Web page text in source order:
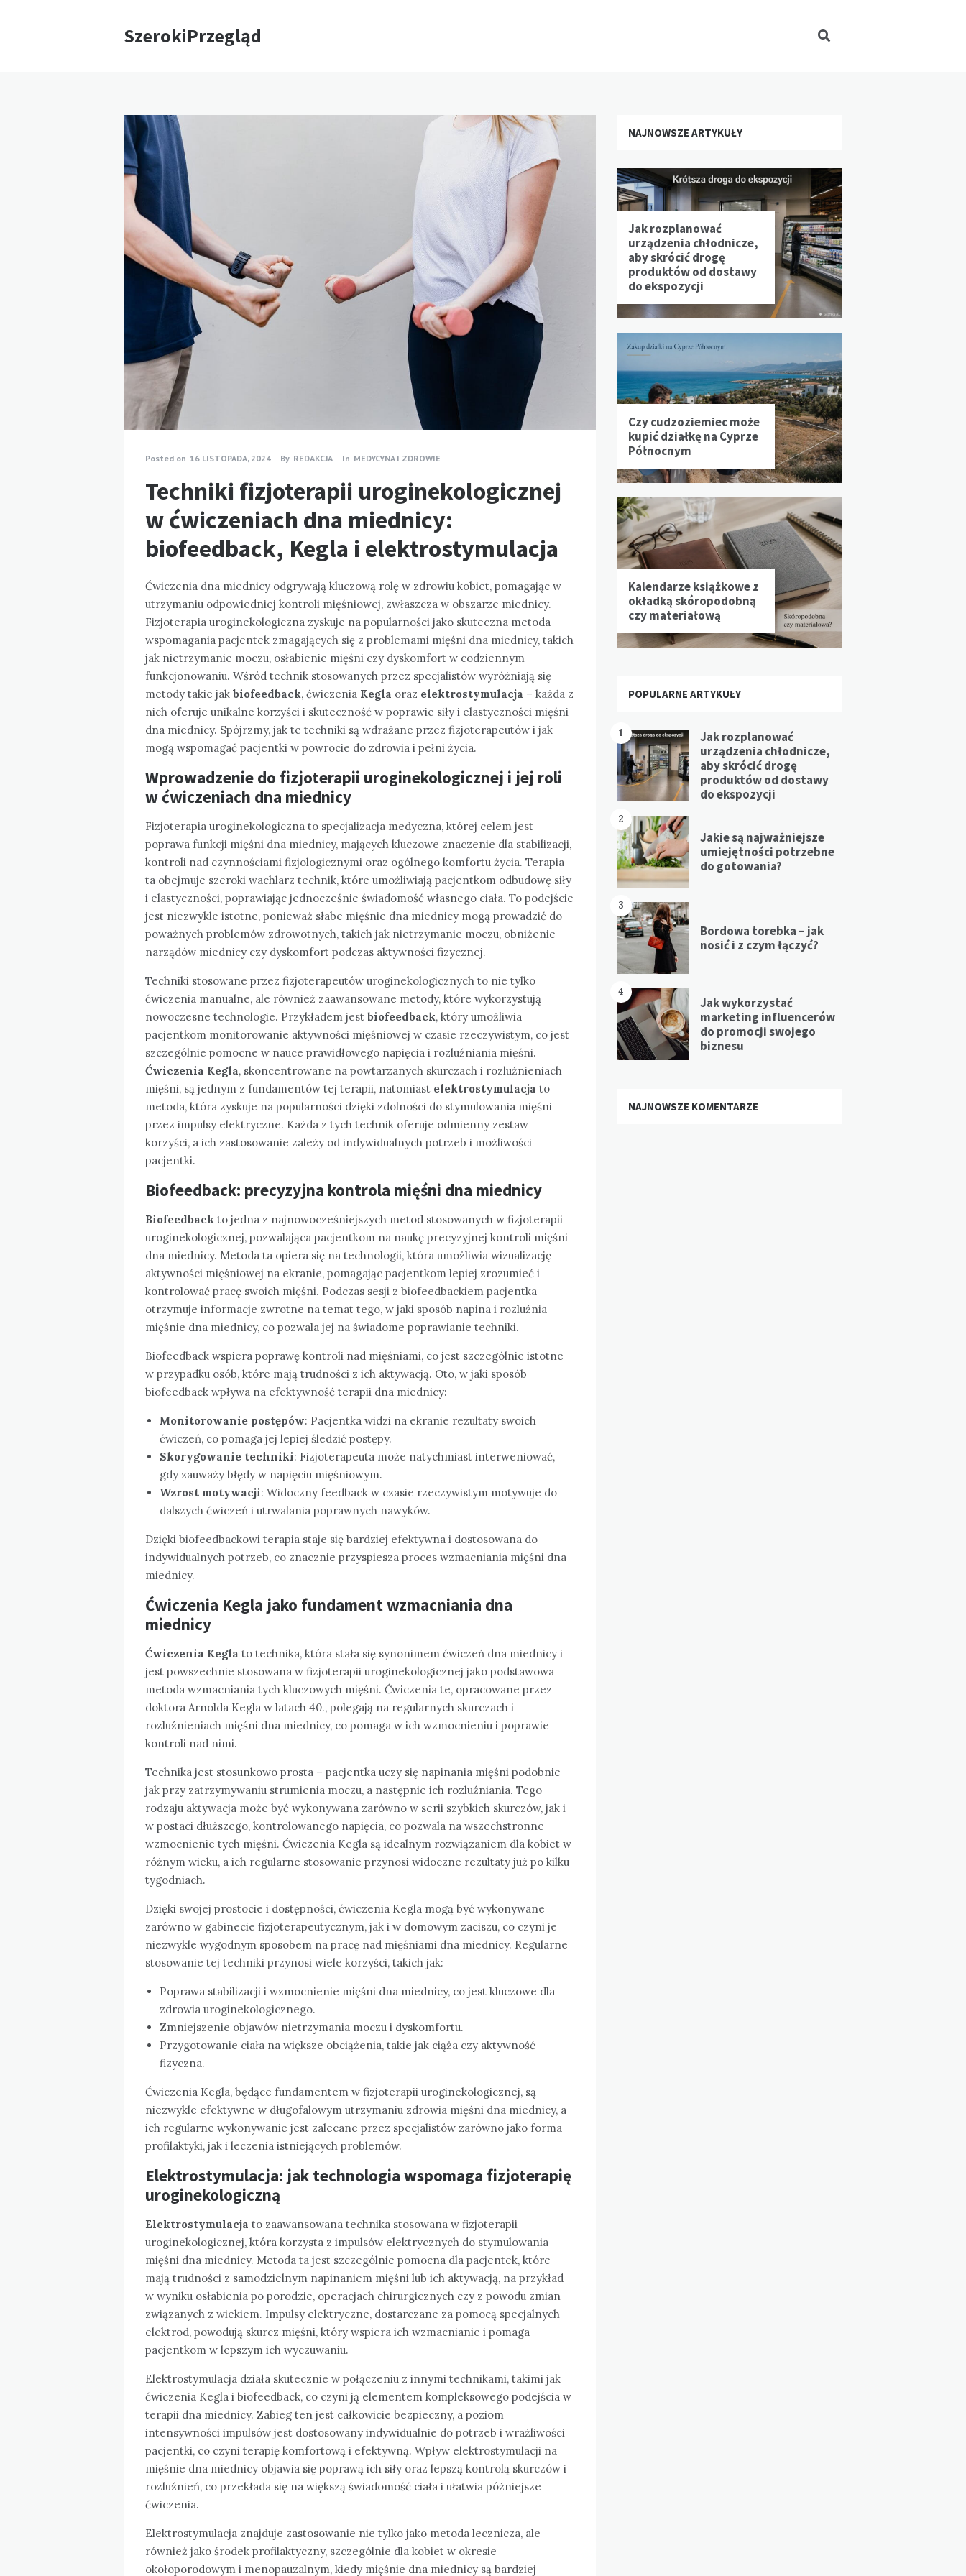
SzerokiPrzegląd
Posted on 16 LISTOPADA, 2024 By REDAKCJA In MEDYCYNA I ZDROWIE
Techniki fizjoterapii uroginekologicznej
w ćwiczeniach dna miednicy:
biofeedback, Kegla i elektrostymulacja
Ćwiczenia dna miednicy odgrywają kluczową rolę w zdrowiu kobiet, pomagając w
utrzymaniu odpowiedniej kontroli mięśniowej, zwłaszcza w obszarze miednicy.
Fizjoterapia uroginekologiczna zyskuje na popularności jako skuteczna metoda
wspomagania pacjentek zmagających się z problemami mięśni dna miednicy, takich
jak nietrzymanie moczu, osłabienie mięśni czy dyskomfort w codziennym
funkcjonowaniu. Wśród technik stosowanych przez specjalistów wyróżniają się
metody takie jak biofeedback, ćwiczenia Kegla oraz elektrostymulacja – każda z
nich oferuje unikalne korzyści i skuteczność w poprawie siły i elastyczności mięśni
dna miednicy. Spójrzmy, jak te techniki są wdrażane przez fizjoterapeutów i jak
mogą wspomagać pacjentki w powrocie do zdrowia i pełni życia.
Wprowadzenie do fizjoterapii uroginekologicznej i jej roli
w ćwiczeniach dna miednicy
Fizjoterapia uroginekologiczna to specjalizacja medyczna, której celem jest
poprawa funkcji mięśni dna miednicy, mających kluczowe znaczenie dla stabilizacji,
kontroli nad czynnościami fizjologicznymi oraz ogólnego komfortu życia. Terapia
ta obejmuje szeroki wachlarz technik, które umożliwiają pacjentkom odbudowę siły
i elastyczności, poprawiając jednocześnie świadomość własnego ciała. To podejście
jest niezwykle istotne, ponieważ słabe mięśnie dna miednicy mogą prowadzić do
poważnych problemów zdrowotnych, takich jak nietrzymanie moczu, obniżenie
narządów miednicy czy dyskomfort podczas aktywności fizycznej.
Techniki stosowane przez fizjoterapeutów uroginekologicznych to nie tylko
ćwiczenia manualne, ale również zaawansowane metody, które wykorzystują
nowoczesne technologie. Przykładem jest biofeedback, który umożliwia
pacjentkom monitorowanie aktywności mięśniowej w czasie rzeczywistym, co jest
szczególnie pomocne w nauce prawidłowego napięcia i rozluźniania mięśni.
Ćwiczenia Kegla, skoncentrowane na powtarzanych skurczach i rozluźnieniach
mięśni, są jednym z fundamentów tej terapii, natomiast elektrostymulacja to
metoda, która zyskuje na popularności dzięki zdolności do stymulowania mięśni
przez impulsy elektryczne. Każda z tych technik oferuje odmienny zestaw
korzyści, a ich zastosowanie zależy od indywidualnych potrzeb i możliwości
pacjentki.
Biofeedback: precyzyjna kontrola mięśni dna miednicy
Biofeedback to jedna z najnowocześniejszych metod stosowanych w fizjoterapii
uroginekologicznej, pozwalająca pacjentkom na naukę precyzyjnej kontroli mięśni
dna miednicy. Metoda ta opiera się na technologii, która umożliwia wizualizację
aktywności mięśniowej na ekranie, pomagając pacjentkom lepiej zrozumieć i
kontrolować pracę swoich mięśni. Podczas sesji z biofeedbackiem pacjentka
otrzymuje informacje zwrotne na temat tego, w jaki sposób napina i rozluźnia
mięśnie dna miednicy, co pozwala jej na świadome poprawianie techniki.
Biofeedback wspiera poprawę kontroli nad mięśniami, co jest szczególnie istotne
w przypadku osób, które mają trudności z ich aktywacją. Oto, w jaki sposób
biofeedback wpływa na efektywność terapii dna miednicy:
Monitorowanie postępów: Pacjentka widzi na ekranie rezultaty swoich
ćwiczeń, co pomaga jej lepiej śledzić postępy.
Skorygowanie techniki: Fizjoterapeuta może natychmiast interweniować,
gdy zauważy błędy w napięciu mięśniowym.
Wzrost motywacji: Widoczny feedback w czasie rzeczywistym motywuje do
dalszych ćwiczeń i utrwalania poprawnych nawyków.
Dzięki biofeedbackowi terapia staje się bardziej efektywna i dostosowana do
indywidualnych potrzeb, co znacznie przyspiesza proces wzmacniania mięśni dna
miednicy.
Ćwiczenia Kegla jako fundament wzmacniania dna
miednicy
Ćwiczenia Kegla to technika, która stała się synonimem ćwiczeń dna miednicy i
jest powszechnie stosowana w fizjoterapii uroginekologicznej jako podstawowa
metoda wzmacniania tych kluczowych mięśni. Ćwiczenia te, opracowane przez
doktora Arnolda Kegla w latach 40., polegają na regularnych skurczach i
rozluźnieniach mięśni dna miednicy, co pomaga w ich wzmocnieniu i poprawie
kontroli nad nimi.
Technika jest stosunkowo prosta – pacjentka uczy się napinania mięśni podobnie
jak przy zatrzymywaniu strumienia moczu, a następnie ich rozluźniania. Tego
rodzaju aktywacja może być wykonywana zarówno w serii szybkich skurczów, jak i
w postaci dłuższego, kontrolowanego napięcia, co pozwala na wszechstronne
wzmocnienie tych mięśni. Ćwiczenia Kegla są idealnym rozwiązaniem dla kobiet w
różnym wieku, a ich regularne stosowanie przynosi widoczne rezultaty już po kilku
tygodniach.
Dzięki swojej prostocie i dostępności, ćwiczenia Kegla mogą być wykonywane
zarówno w gabinecie fizjoterapeutycznym, jak i w domowym zaciszu, co czyni je
niezwykle wygodnym sposobem na pracę nad mięśniami dna miednicy. Regularne
stosowanie tej techniki przynosi wiele korzyści, takich jak:
Poprawa stabilizacji i wzmocnienie mięśni dna miednicy, co jest kluczowe dla
zdrowia uroginekologicznego.
Zmniejszenie objawów nietrzymania moczu i dyskomfortu.
Przygotowanie ciała na większe obciążenia, takie jak ciąża czy aktywność
fizyczna.
Ćwiczenia Kegla, będące fundamentem w fizjoterapii uroginekologicznej, są
niezwykle efektywne w długofalowym utrzymaniu zdrowia mięśni dna miednicy, a
ich regularne wykonywanie jest zalecane przez specjalistów zarówno jako forma
profilaktyki, jak i leczenia istniejących problemów.
Elektrostymulacja: jak technologia wspomaga fizjoterapię
uroginekologiczną
Elektrostymulacja to zaawansowana technika stosowana w fizjoterapii
uroginekologicznej, która korzysta z impulsów elektrycznych do stymulowania
mięśni dna miednicy. Metoda ta jest szczególnie pomocna dla pacjentek, które
mają trudności z samodzielnym napinaniem mięśni lub ich aktywacją, na przykład
w wyniku osłabienia po porodzie, operacjach chirurgicznych czy z powodu zmian
związanych z wiekiem. Impulsy elektryczne, dostarczane za pomocą specjalnych
elektrod, powodują skurcz mięśni, który wspiera ich wzmacnianie i pomaga
pacjentkom w lepszym ich wyczuwaniu.
Elektrostymulacja działa skutecznie w połączeniu z innymi technikami, takimi jak
ćwiczenia Kegla i biofeedback, co czyni ją elementem kompleksowego podejścia w
terapii dna miednicy. Zabieg ten jest całkowicie bezpieczny, a poziom
intensywności impulsów jest dostosowany indywidualnie do potrzeb i wrażliwości
pacjentki, co czyni terapię komfortową i efektywną. Wpływ elektrostymulacji na
mięśnie dna miednicy objawia się poprawą ich siły oraz lepszą kontrolą skurczów i
rozluźnień, co przekłada się na większą świadomość ciała i ułatwia późniejsze
ćwiczenia.
Elektrostymulacja znajduje zastosowanie nie tylko jako metoda lecznicza, ale
również jako środek profilaktyczny, szczególnie dla kobiet w okresie
okołoporodowym i menopauzalnym, kiedy mięśnie dna miednicy są bardziej
NAJNOWSZE ARTYKUŁY
Jak rozplanować
urządzenia chłodnicze,
aby skrócić drogę
produktów od dostawy
do ekspozycji
Czy cudzoziemiec może
kupić działkę na Cyprze
Północnym
Kalendarze książkowe z
okładką skóropodobną
czy materiałową
POPULARNE ARTYKUŁY
1
Jak rozplanować
urządzenia chłodnicze,
aby skrócić drogę
produktów od dostawy
do ekspozycji
2
Jakie są najważniejsze
umiejętności potrzebne
do gotowania?
3
Bordowa torebka – jak
nosić i z czym łączyć?
4
Jak wykorzystać
marketing influencerów
do promocji swojego
biznesu
NAJNOWSZE KOMENTARZE